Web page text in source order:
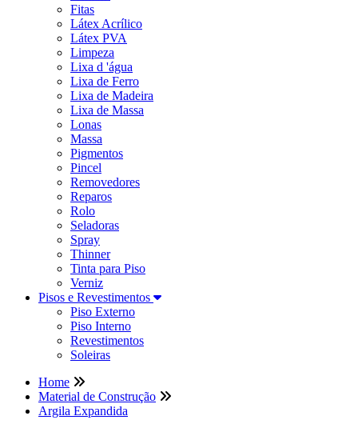
Fitas
Látex Acrílico
Látex PVA
Limpeza
Lixa d 'água
Lixa de Ferro
Lixa de Madeira
Lixa de Massa
Lonas
Massa
Pigmentos
Pincel
Removedores
Reparos
Rolo
Seladoras
Spray
Thinner
Tinta para Piso
Verniz
Pisos e Revestimentos
Piso Externo
Piso Interno
Revestimentos
Soleiras
Home
Material de Construção
Argila Expandida